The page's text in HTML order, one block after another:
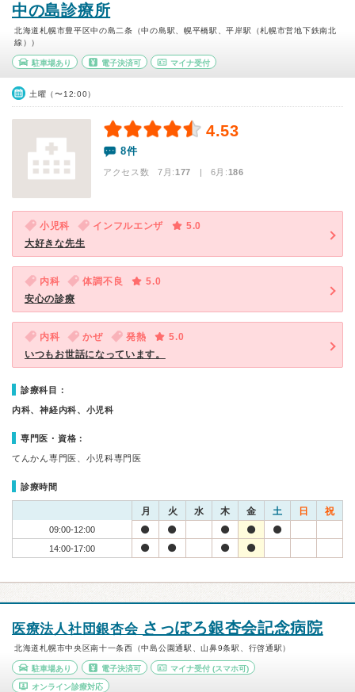
中の島診療所
北海道札幌市豊平区中の島二条（中の島駅、幌平橋駅、平岸駅（札幌市営地下鉄南北
線））
駐車場あり 電子決済可 マイナ受付
土曜（〜12:00）
4.53
8件
アクセス数 7月:177 | 6月:186
小児科 インフルエンザ
5.0
大好きな先生
内科 体調不良
5.0
安心の診療
内科 かぜ 発熱
5.0
いつもお世話になっています。
診療科目：
内科、神経内科、小児科
専門医・資格：
てんかん専門医、小児科専門医
診療時間
月 火 水 木 金 土 日 祝
09:00-12:00
14:00-17:00
医療法人社団銀杏会 さっぽろ銀杏会記念病院
北海道札幌市中央区南十一条西（中島公園通駅、山鼻9条駅、行啓通駅）
駐車場あり 電子決済可 マイナ受付 (スマホ可)
オンライン診療対応